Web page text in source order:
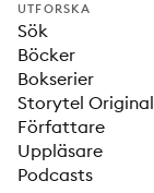
UTFORSKA
Sök
Böcker
Bokserier
Storytel Original
Författare
Uppläsare
Podcasts